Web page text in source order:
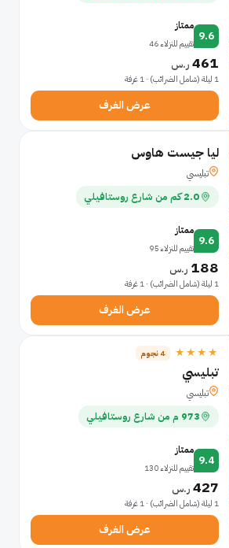
9.6
ممتاز
تقييم للنزلاء 46
461 ر.س
1 ليلة (شامل الضرائب) · 1 غرفة
عرض الغرف
ليا جيست هاوس
تبليسي
2.0 كم من شارع روستافيلي
9.6
ممتاز
تقييم للنزلاء 95
188 ر.س
1 ليلة (شامل الضرائب) · 1 غرفة
عرض الغرف
★★★★ 4 نجوم
تبليسي
تبليسي
973 م من شارع روستافيلي
9.4
ممتاز
تقييم للنزلاء 130
427 ر.س
1 ليلة (شامل الضرائب) · 1 غرفة
عرض الغرف